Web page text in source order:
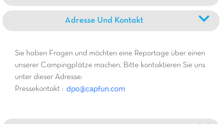
Adresse Und Kontakt
Sie haben Fragen und möchten eine Reportage über einen
unserer Campingplätze machen. Bitte kontaktieren Sie uns
unter dieser Adresse:
Pressekontakt :